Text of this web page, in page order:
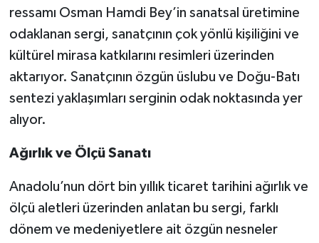
ressamı Osman Hamdi Bey’in sanatsal üretimine
odaklanan sergi, sanatçının çok yönlü kişiliğini ve
kültürel mirasa katkılarını resimleri üzerinden
aktarıyor. Sanatçının özgün üslubu ve Doğu-Batı
sentezi yaklaşımları serginin odak noktasında yer
alıyor.
Ağırlık ve Ölçü Sanatı
Anadolu’nun dört bin yıllık ticaret tarihini ağırlık ve
ölçü aletleri üzerinden anlatan bu sergi, farklı
dönem ve medeniyetlere ait özgün nesneler